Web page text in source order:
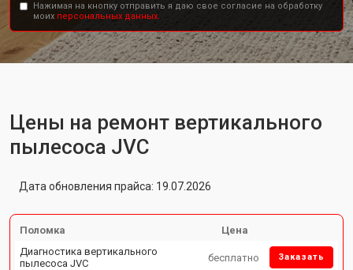
Нажимая на кнопку отправить я даю свое согласие на обработку
моих персональных данных.
Цены на ремонт вертикального
пылесоса JVC
Дата обновления прайса: 19.07.2026
Поломка
Цена
Диагностика вертикального
пылесоса JVC
бесплатно Заказать